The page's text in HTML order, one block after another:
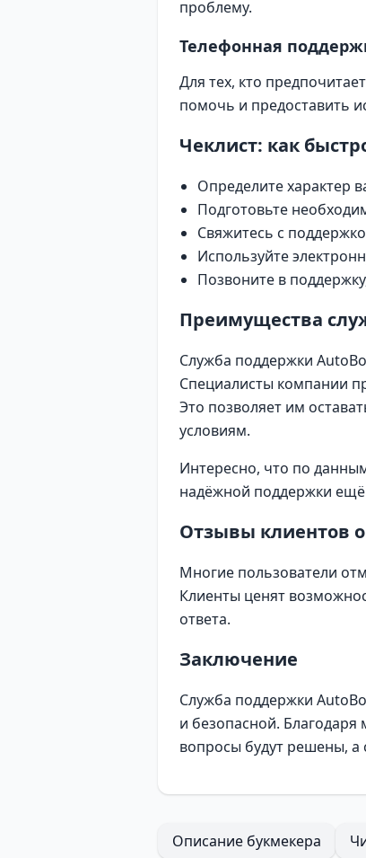
проблему.
Телефонная
Для тех, кто
помочь и предоставить
Чеклист: как
Определите характер
Подготовьте
Свяжитесь с
Используйте
Позвоните в
Преимущества
Служба поддержки
Специалисты компании
Это позволяет им
условиям.
Интересно, что по
надёжной поддержки ещё
Отзывы клиентов
Многие пользователи
Клиенты ценят
ответа.
Заключение
Служба поддержки
и безопасной.
вопросы будут решены,
Описание букмекера